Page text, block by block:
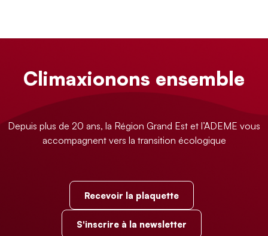
Climaxionons ensemble
Depuis plus de 20 ans, la Région Grand Est et l’ADEME vous
accompagnent vers la transition écologique
Recevoir la plaquette
S'inscrire à la newsletter